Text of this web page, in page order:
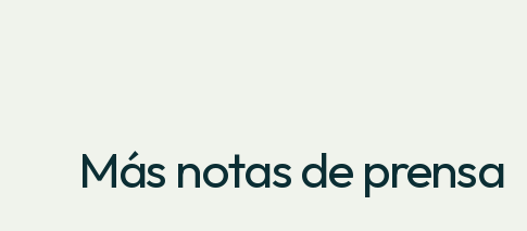
Más notas de prensa